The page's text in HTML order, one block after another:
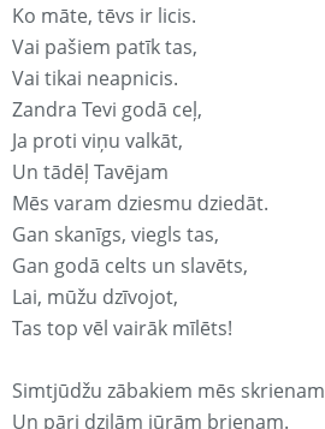
Ko māte, tēvs ir licis.
Vai pašiem patīk tas,
Vai tikai neapnicis.
Zandra Tevi godā ceļ,
Ja proti viņu valkāt,
Un tādēļ Tavējam
Mēs varam dziesmu dziedāt.
Gan skanīgs, viegls tas,
Gan godā celts un slavēts,
Lai, mūžu dzīvojot,
Tas top vēl vairāk mīlēts!
Simtjūdžu zābakiem mēs skrienam
Un pāri dziļām jūrām brienam.